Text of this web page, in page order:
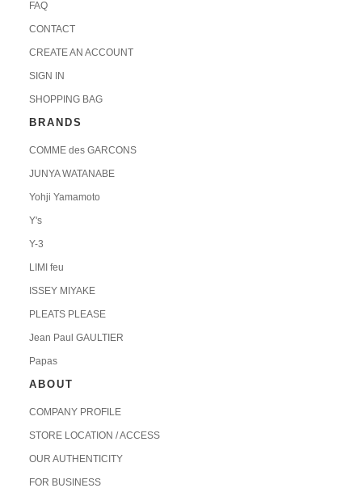
FAQ
CONTACT
CREATE AN ACCOUNT
SIGN IN
SHOPPING BAG
BRANDS
COMME des GARCONS
JUNYA WATANABE
Yohji Yamamoto
Y's
Y-3
LIMI feu
ISSEY MIYAKE
PLEATS PLEASE
Jean Paul GAULTIER
Papas
ABOUT
COMPANY PROFILE
STORE LOCATION / ACCESS
OUR AUTHENTICITY
FOR BUSINESS